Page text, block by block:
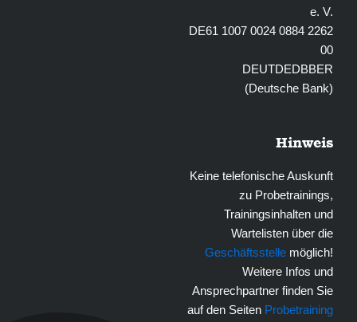
e. V.
DE61 1007 0024 0884 2262
00
DEUTDEDBBER
(Deutsche Bank)
Hinweis
Keine telefonische Auskunft
zu Probetrainings,
Trainingsinhalten und
Wartelisten über die
Geschäftsstelle möglich!
Weitere Infos und
Ansprechpartner finden Sie
auf den Seiten Probetraining